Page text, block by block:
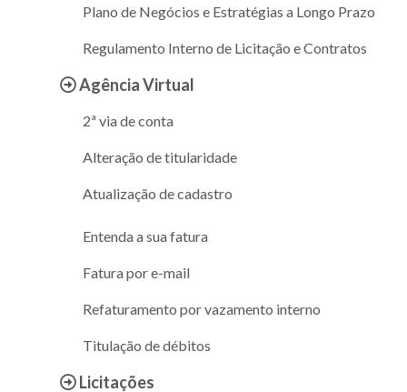
Plano de Negócios e Estratégias a Longo Prazo
Regulamento Interno de Licitação e Contratos
Agência Virtual
2ª via de conta
Alteração de titularidade
Atualização de cadastro
Entenda a sua fatura
Fatura por e-mail
Refaturamento por vazamento interno
Titulação de débitos
Licitações